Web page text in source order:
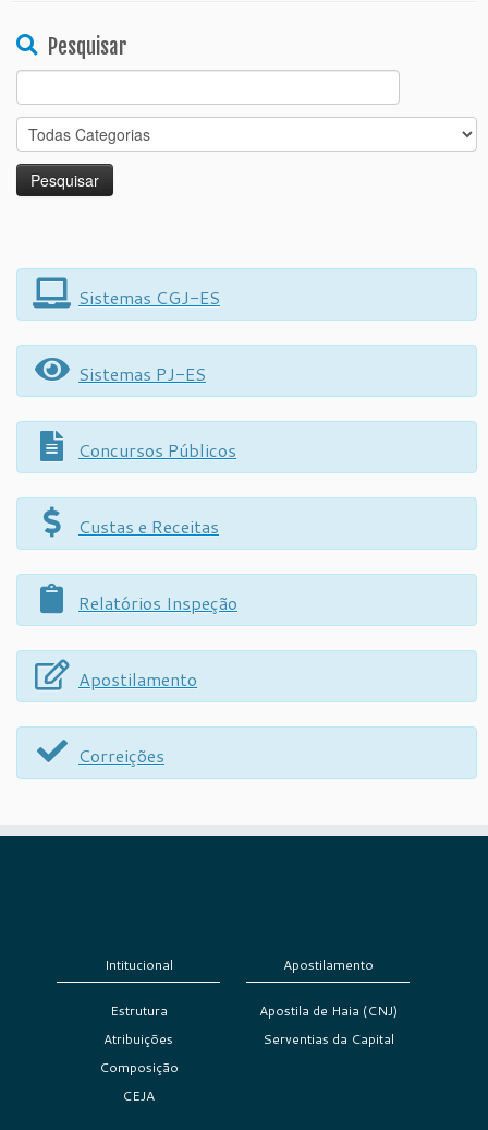
Pesquisar
for:
Sistemas CGJ-ES
Sistemas PJ-ES
Concursos Públicos
Custas e Receitas
Relatórios Inspeção
Apostilamento
Correições
Intitucional
Estrutura
Atribuições
Composição
CEJA
Apostilamento
Apostila de Haia (CNJ)
Serventias da Capital